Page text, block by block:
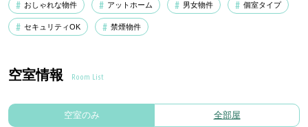
おしゃれな物件 アットホーム 男女物件 個室タイプ
セキュリティOK 禁煙物件
空室情報 Room List
空室のみ 全部屋